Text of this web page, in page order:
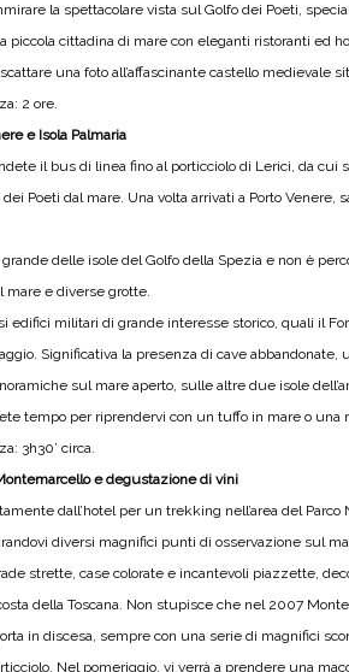
la spettacolare vista sul Golfo dei Poeti,
piccola cittadina di mare con eleganti ristoranti ed
una foto all’affascinante castello medievale
2 ore.
e Isola Palmaria
il bus di linea fino al porticciolo di Lerici, da cui
Poeti dal mare. Una volta arrivati a Porto
grande delle isole del Golfo della Spezia e non è
mare e diverse grotte.
edifici militari di grande interesse storico, quali il
Significativa la presenza di cave
sul mare aperto, sulle altre due isole
tempo per riprendervi con un tuffo in mare o
3h30’ circa.
e degustazione di vini
dall’hotel per un trekking nell’area del
diversi magnifici punti di osservazione sul
strette, case colorate e incantevoli piazzette,
della Toscana. Non stupisce che nel 2007
in discesa, sempre con una serie di magnifici
Nel pomeriggio, vi verrà a prendere una